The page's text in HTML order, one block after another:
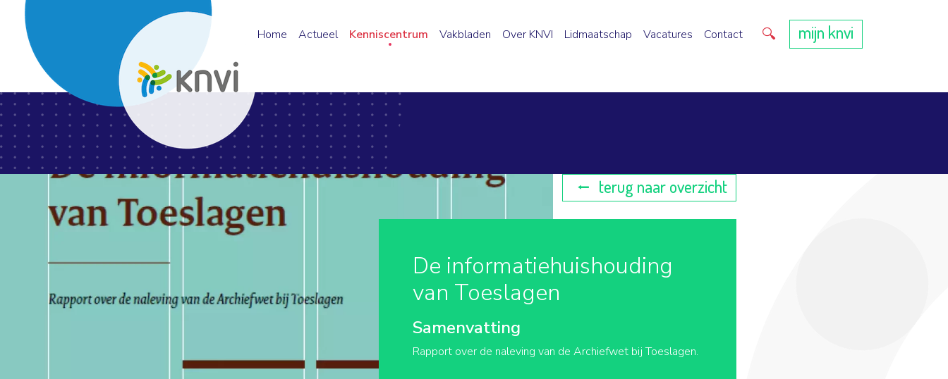
Home Actueel Kenniscentrum Vakbladen Over KNVI Lidmaatschap Vacatures Contact Direct zoeken
mijn knvi
terug naar overzicht
De informatiehuishouding
van Toeslagen
Samenvatting
Rapport over de naleving van de Archiefwet bij Toeslagen.